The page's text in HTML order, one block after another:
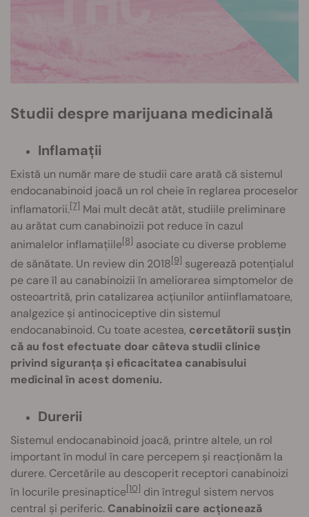
Studii despre marijuana medicinală
Inflamații
Există un număr mare de studii care arată că sistemul
endocanabinoid joacă un rol cheie în reglarea proceselor
inflamatorii.[7] Mai mult decât atât, studiile preliminare
au arătat cum canabinoizii pot reduce în cazul
animalelor inflamațiile[8] asociate cu diverse probleme
de sănătate. Un review din 2018[9] sugerează potențialul
pe care îl au canabinoizii în ameliorarea simptomelor de
osteoartrită, prin catalizarea acțiunilor antiinflamatoare,
analgezice și antinociceptive din sistemul
endocanabinoid. Cu toate acestea, cercetătorii susțin
că au fost efectuate doar câteva studii clinice
privind siguranța și eficacitatea canabisului
medicinal în acest domeniu.
Durerii
Sistemul endocanabinoid joacă, printre altele, un rol
important în modul în care percepem și reacționăm la
durere. Cercetările au descoperit receptori canabinoizi
în locurile presinaptice[10] din întregul sistem nervos
central și periferic. Canabinoizii care acționează